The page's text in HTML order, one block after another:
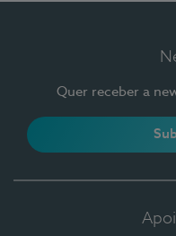
Quer receber a